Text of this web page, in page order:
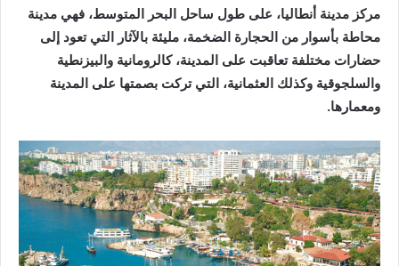
مركز مدينة أنطاليا، على طول ساحل البحر المتوسط، فهي مدينة
محاطة بأسوار من الحجارة الضخمة، مليئة بالآثار التي تعود إلى
حضارات مختلفة تعاقبت على المدينة، كالرومانية والبيزنطية
والسلجوقية وكذلك العثمانية، التي تركت بصمتها على المدينة
ومعمارها.